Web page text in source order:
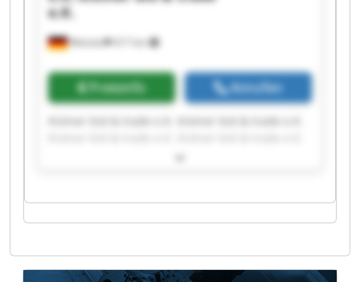
Wetzlar 417 km
e.K.
Preisinfo Anrufen
Kistner bid & trade e.K. Kistner bid & trade e.K.
Kistner bid & trade e.K. Kistner bid & trade e.K.
Kistner bid & trade e.K. Kistner bid & trade e.K.
Kistner bid & trade e.K. Kistner bid & trade e.K.
Kistner bid & trade e.K. Kistner bid & trade e.K.